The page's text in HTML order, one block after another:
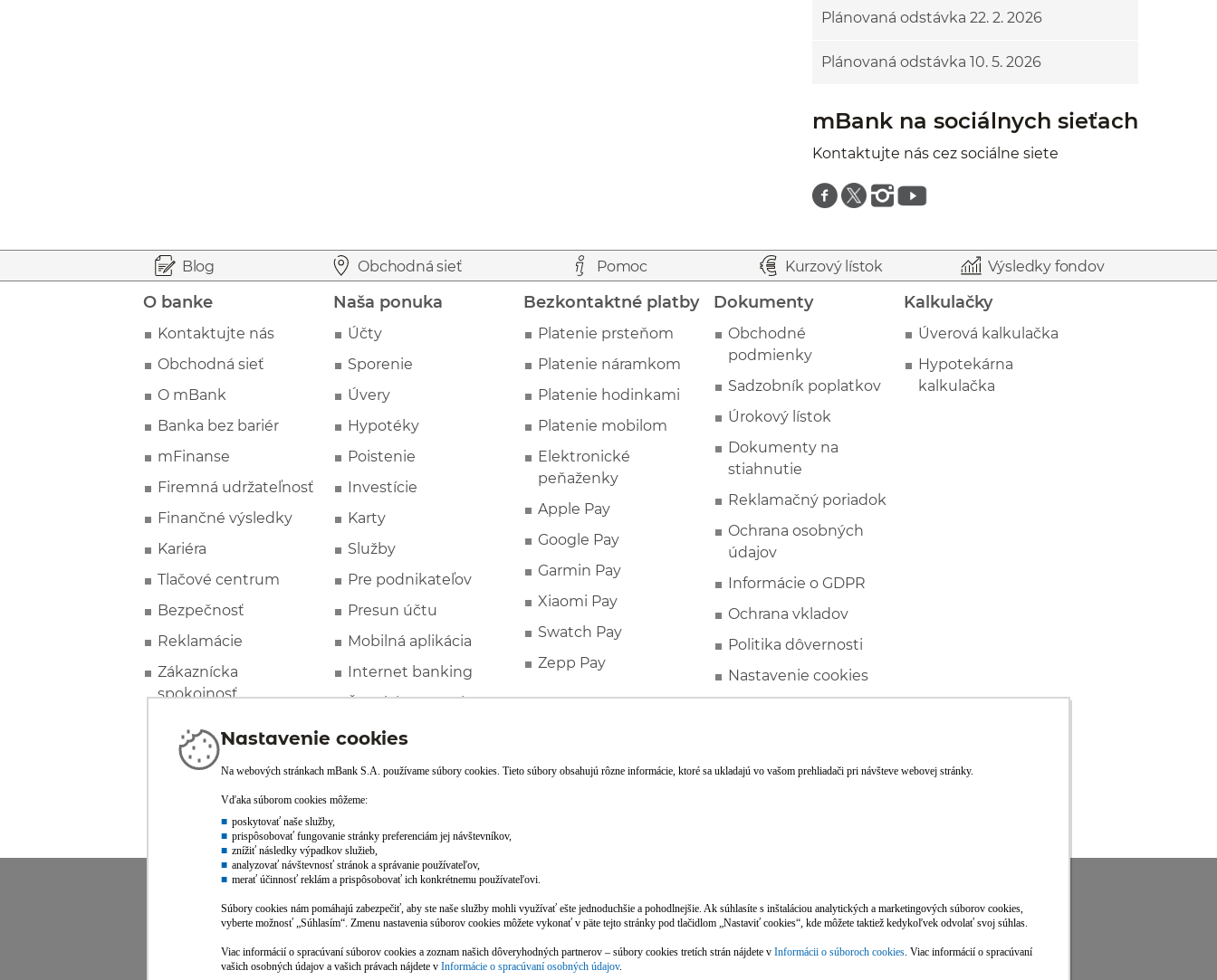
Plánovaná odstávka 22. 2. 2026
Plánovaná odstávka 10. 5. 2026
mBank na sociálnych sieťach
Kontaktujte nás cez sociálne siete
Znajdź nas na facebooku
Znajdź nas na twitterze
Znajdź nas na instagramie
Znajdź nas na youtube
Blog Obchodná sieť Pomoc Kurzový lístok Výsledky fondov
O banke
Kontaktujte nás
Obchodná sieť
O mBank
Banka bez bariér
mFinanse
Firemná udržateľnosť
Finančné výsledky
Kariéra
Tlačové centrum
Bezpečnosť
Reklamácie
Zákaznícka
spokojnosť
Naša ponuka
Účty
Sporenie
Úvery
Hypotéky
Poistenie
Investície
Karty
Služby
Pre podnikateľov
Presun účtu
Mobilná aplikácia
Internet banking
Špeciálne ponuky
Bezkontaktné platby
Platenie prsteňom
Platenie náramkom
Platenie hodinkami
Platenie mobilom
Elektronické
peňaženky
Apple Pay
Google Pay
Garmin Pay
Xiaomi Pay
Swatch Pay
Zepp Pay
Dokumenty
Obchodné
podmienky
Sadzobník poplatkov
Úrokový lístok
Dokumenty na
stiahnutie
Reklamačný poriadok
Ochrana osobných
údajov
Informácie o GDPR
Ochrana vkladov
Politika dôvernosti
Nastavenie cookies
Kalkulačky
Úverová kalkulačka
Hypotekárna
kalkulačka
Viac informácií